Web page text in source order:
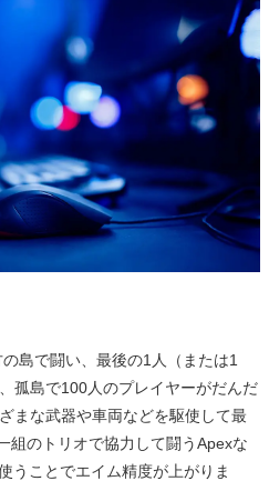
島で闘い、最後の1人（または1
孤島で100人のプレイヤーがだんだ
まな武器や車両などを駆使して最
組のトリオで協力して闘うApexな
うことでエイム精度が上がりま